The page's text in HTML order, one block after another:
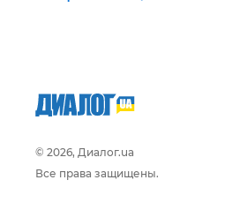
© 2026, Диалог.ua
Все права защищены.